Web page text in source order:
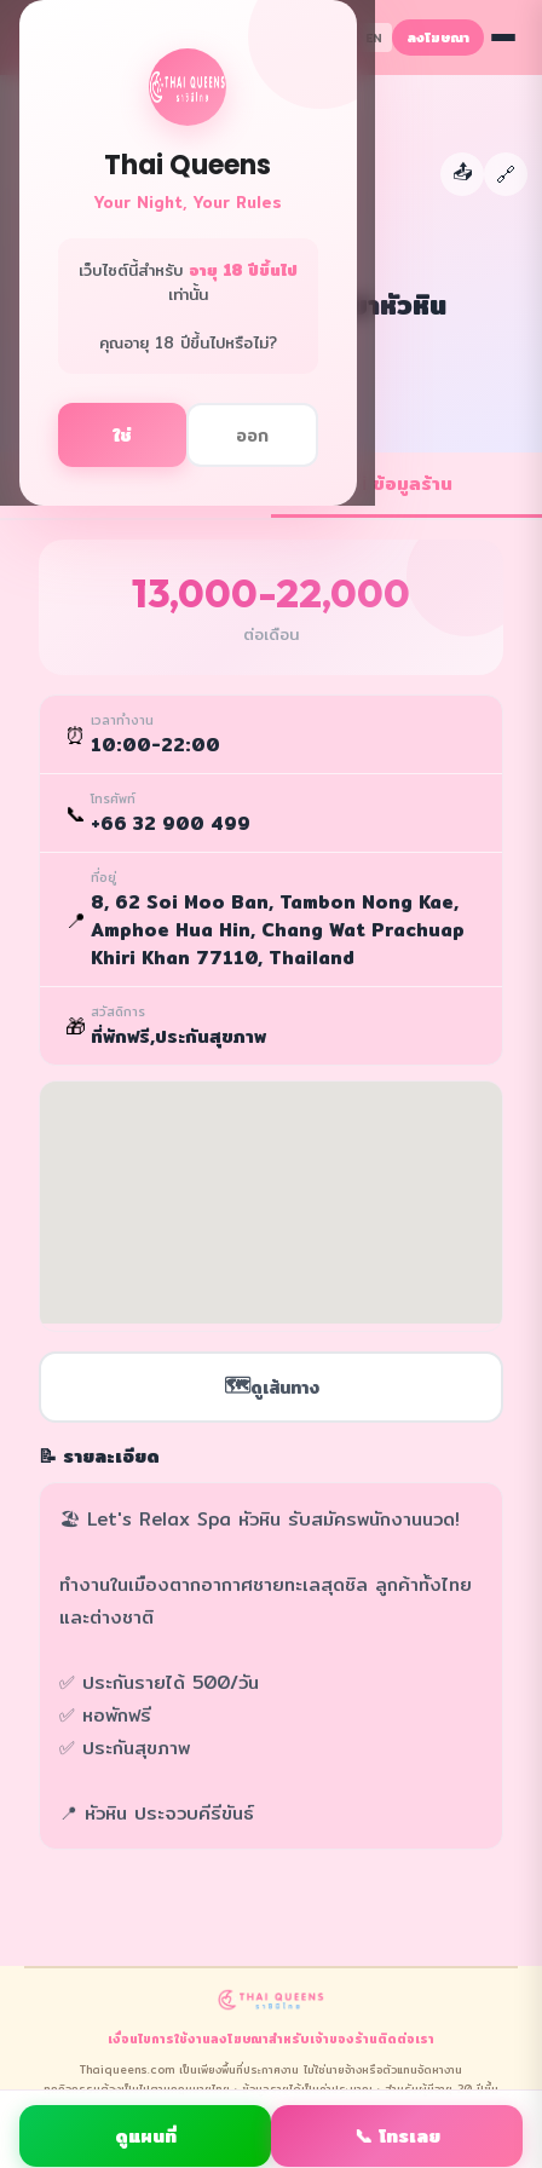
Thai Queens
Your Night, Your Rules
เว็บไซต์นี้สำหรับ อายุ 18 ปีขึ้นไป
เท่านั้น
คุณอายุ 18 ปีขึ้นไปหรือไม่?
ใช่ ออก
EN ลงโฆษณา
📤 🔗
Let's Relax Spa สาขาหัวหิน
เกาะสมุย · สปา
ℹ️ ข้อมูลร้าน
13,000-22,000
ต่อเดือน
⏰ เวลาทำงาน
10:00-22:00
📞 โทรศัพท์
+66 32 900 499
📍
ที่อยู่
8, 62 Soi Moo Ban, Tambon Nong Kae,
Amphoe Hua Hin, Chang Wat Prachuap
Khiri Khan 77110, Thailand
🎁 สวัสดิการ
ที่พักฟรี,ประกันสุขภาพ
🗺️ดูเส้นทาง
📝 รายละเอียด
🏖 Let's Relax Spa หัวหิน รับสมัครพนักงานนวด!
ทำงานในเมืองตากอากาศชายทะเลสุดชิล ลูกค้าทั้งไทย
และต่างชาติ
✅ ประกันรายได้ 500/วัน
✅ หอพักฟรี
✅ ประกันสุขภาพ
📍 หัวหิน ประจวบคีรีขันธ์
ดูแผนที่ 📞 โทรเลย
เงื่อนไขการใช้งานลงโฆษณาสำหรับเจ้าของร้านติดต่อเรา
Thaiqueens.com เป็นเพียงพื้นที่ประกาศงาน ไม่ใช่นายจ้างหรือตัวแทนจัดหางาน
ทุกกิจกรรมต้องเป็นไปตามกฎหมายไทย · ข้อมูลรายได้เป็นค่าประมาณ · สำหรับผู้มีอายุ 20 ปีขึ้น
ไปเท่านั้น
การใช้งานถือว่ายอมรับ
ข้อกำหนดและคำปฏิเสธความรับผิดชอบ
© 2026 ThaiQueens.com · All Rights Reserved.